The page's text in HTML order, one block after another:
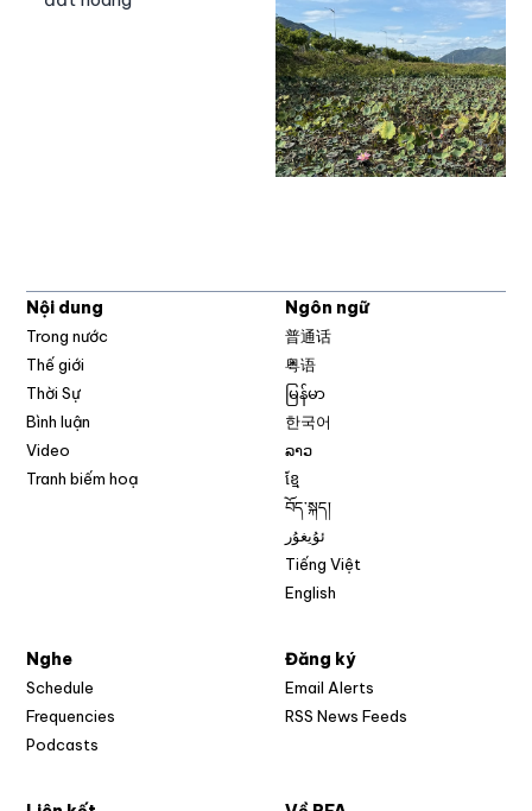
Nội dung
Trong nước
Thế giới
Thời Sự
Bình luận
Video
Tranh biếm hoạ
Ngôn ngữ
普通话
粤语
မြန်မာ
한국어
ລາວ
ខ្មែ
བོད་སྐད།
ئۇيغۇر
Tiếng Việt
English
Nghe
Schedule
Frequencies
Podcasts
Đăng ký
Email Alerts
RSS News Feeds